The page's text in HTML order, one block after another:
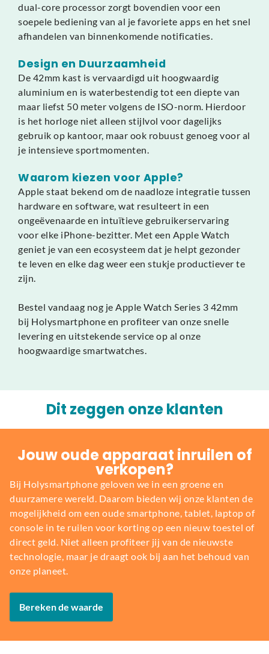
dual-core processor zorgt bovendien voor een
soepele bediening van al je favoriete apps en het snel
afhandelen van binnenkomende notificaties.
Design en Duurzaamheid
De 42mm kast is vervaardigd uit hoogwaardig
aluminium en is waterbestendig tot een diepte van
maar liefst 50 meter volgens de ISO-norm. Hierdoor
is het horloge niet alleen stijlvol voor dagelijks
gebruik op kantoor, maar ook robuust genoeg voor al
je intensieve sportmomenten.
Waarom kiezen voor Apple?
Apple staat bekend om de naadloze integratie tussen
hardware en software, wat resulteert in een
ongeëvenaarde en intuïtieve gebruikerservaring
voor elke iPhone-bezitter. Met een Apple Watch
geniet je van een ecosysteem dat je helpt gezonder
te leven en elke dag weer een stukje productiever te
zijn.
Bestel vandaag nog je Apple Watch Series 3 42mm
bij Holysmartphone en profiteer van onze snelle
levering en uitstekende service op al onze
hoogwaardige smartwatches.
Dit zeggen onze klanten
Jouw oude apparaat inruilen of
verkopen?
Bij Holysmartphone geloven we in een groene en
duurzamere wereld. Daarom bieden wij onze klanten de
mogelijkheid om een oude smartphone, tablet, laptop of
console in te ruilen voor korting op een nieuw toestel of
direct geld. Niet alleen profiteer jij van de nieuwste
technologie, maar je draagt ook bij aan het behoud van
onze planeet.
Bereken de waarde